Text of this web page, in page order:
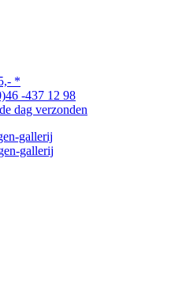
*
-437 12 98
dag verzonden
gallerij
gallerij